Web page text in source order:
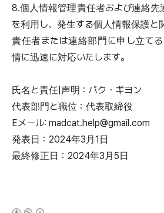
8.個人情報管理責任者および連絡先
を利用し、発生する個人情報保護と
責任者または連絡部門に申し立て
情に迅速に対応いたします。
氏名と責任|声明：パク・ギヨン
代表部門と職位：代表取締役
Eメール: madcat.help@gmail.com
発表日：2024年3月1日
最終修正日：2024年3月5日